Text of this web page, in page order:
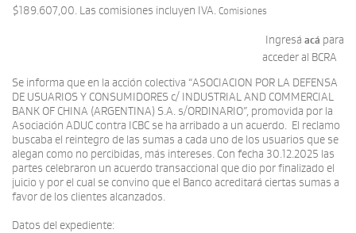
$189.607,00. Las comisiones incluyen IVA. Comisiones
Ingresá acá para
acceder al BCRA
Se informa que en la acción colectiva “ASOCIACION POR LA DEFENSA
DE USUARIOS Y CONSUMIDORES c/ INDUSTRIAL AND COMMERCIAL
BANK OF CHINA (ARGENTINA) S.A. s/ORDINARIO”, promovida por la
Asociación ADUC contra ICBC se ha arribado a un acuerdo. El reclamo
buscaba el reintegro de las sumas a cada uno de los usuarios que se
alegan como no percibidas, más intereses. Con fecha 30.12.2025 las
partes celebraron un acuerdo transaccional que dio por finalizado el
juicio y por el cual se convino que el Banco acreditará ciertas sumas a
favor de los clientes alcanzados.
Datos del expediente: